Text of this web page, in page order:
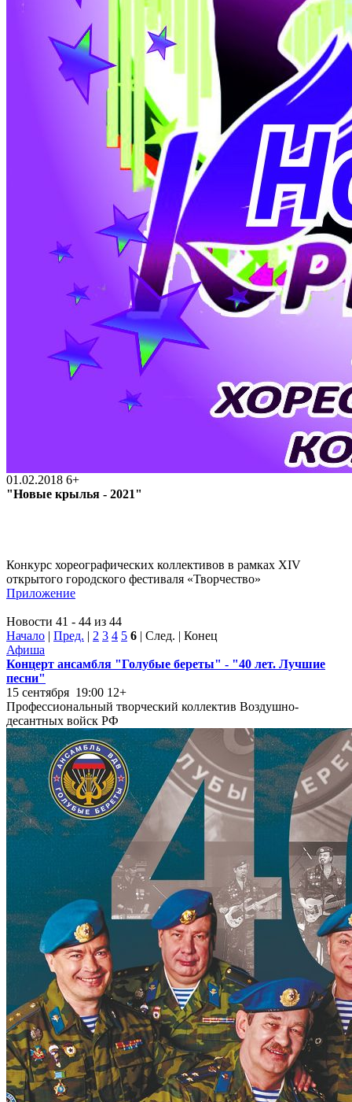
01.02.2018 6+
"Новые крылья - 2021"
Конкурс хореографических коллективов в рамках XIV
открытого городского фестиваля «Творчество»
Приложение
Новости 41 - 44 из 44
Начало | Пред. | 2 3 4 5 6 | След. | Конец
Афиша
Концерт ансамбля "Голубые береты" - "40 лет. Лучшие
песни"
15 сентября 19:00 12+
Профессиональный творческий коллектив Воздушно-
десантных войск РФ